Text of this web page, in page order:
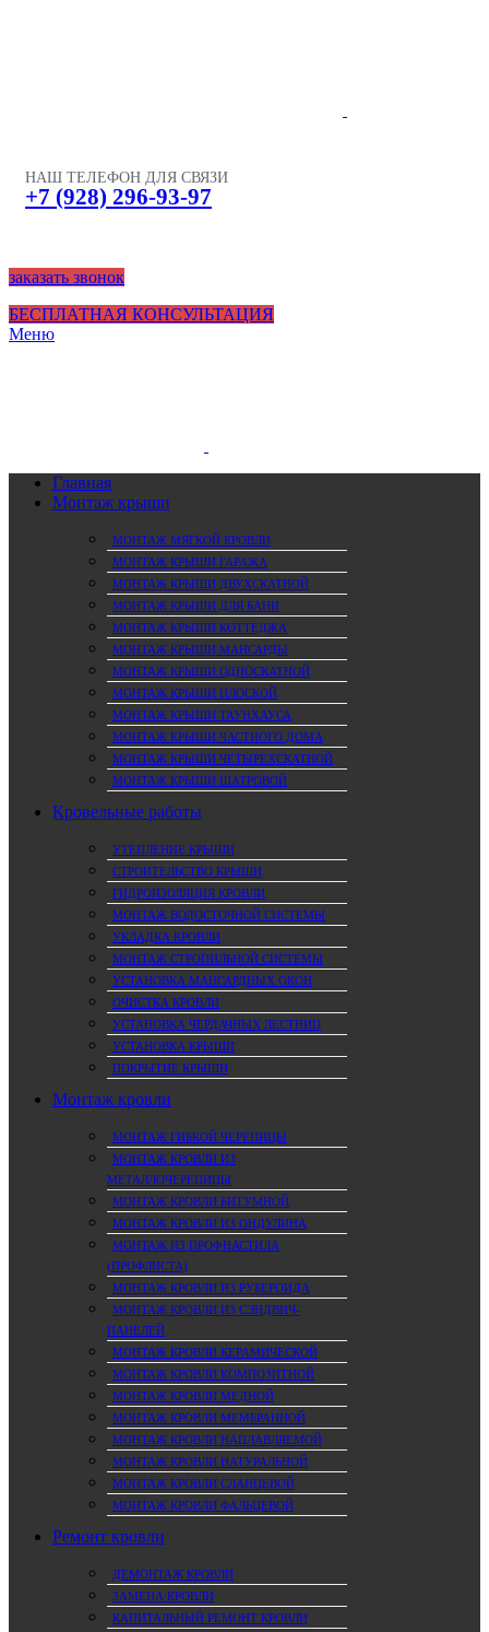
НАШ ТЕЛЕФОН ДЛЯ СВЯЗИ
+7 (928) 296-93-97
заказать звонок
БЕСПЛАТНАЯ КОНСУЛЬТАЦИЯ
Меню
Главная
Монтаж крыши
МОНТАЖ МЯГКОЙ КРОВЛИ
МОНТАЖ КРЫШИ ГАРАЖА
МОНТАЖ КРЫШИ ДВУХСКАТНОЙ
МОНТАЖ КРЫШИ ДЛЯ БАНИ
МОНТАЖ КРЫШИ КОТТЕДЖА
МОНТАЖ КРЫШИ МАНСАРДЫ
МОНТАЖ КРЫШИ ОДНОСКАТНОЙ
МОНТАЖ КРЫШИ ПЛОСКОЙ
МОНТАЖ КРЫШИ ТАУНХАУСА
МОНТАЖ КРЫШИ ЧАСТНОГО ДОМА
МОНТАЖ КРЫШИ ЧЕТЫРЕХСКАТНОЙ
МОНТАЖ КРЫШИ ШАТРОВОЙ
Кровельные работы
УТЕПЛЕНИЕ КРЫШИ
СТРОИТЕЛЬСТВО КРЫШИ
ГИДРОИЗОЛЯЦИЯ КРОВЛИ
МОНТАЖ ВОДОСТОЧНОЙ СИСТЕМЫ
УКЛАДКА КРОВЛИ
МОНТАЖ СТРОПИЛЬНОЙ СИСТЕМЫ
УСТАНОВКА МАНСАРДНЫХ ОКОН
ОЧИСТКА КРОВЛИ
УСТАНОВКА ЧЕРДАЧНЫХ ЛЕСТНИЦ
УСТАНОВКА КРЫШИ
ПОКРЫТИЕ КРЫШИ
Монтаж кровли
МОНТАЖ ГИБКОЙ ЧЕРЕПИЦЫ
МОНТАЖ КРОВЛИ ИЗ
МЕТАЛЛОЧЕРЕПИЦЫ
МОНТАЖ КРОВЛИ БИТУМНОЙ
МОНТАЖ КРОВЛИ ИЗ ОНДУЛИНА
МОНТАЖ ИЗ ПРОФНАСТИЛА
(ПРОФЛИСТА)
МОНТАЖ КРОВЛИ ИЗ РУБЕРОИДА
МОНТАЖ КРОВЛИ ИЗ СЭНДВИЧ-
ПАНЕЛЕЙ
МОНТАЖ КРОВЛИ КЕРАМИЧЕСКОЙ
МОНТАЖ КРОВЛИ КОМПОЗИТНОЙ
МОНТАЖ КРОВЛИ МЕДНОЙ
МОНТАЖ КРОВЛИ МЕМБРАННОЙ
МОНТАЖ КРОВЛИ НАПЛАВЛЯЕМОЙ
МОНТАЖ КРОВЛИ НАТУРАЛЬНОЙ
МОНТАЖ КРОВЛИ СЛАНЦЕВОЙ
МОНТАЖ КРОВЛИ ФАЛЬЦЕВОЙ
Ремонт кровли
ДЕМОНТАЖ КРОВЛИ
ЗАМЕНА КРОВЛИ
КАПИТАЛЬНЫЙ РЕМОНТ КРОВЛИ